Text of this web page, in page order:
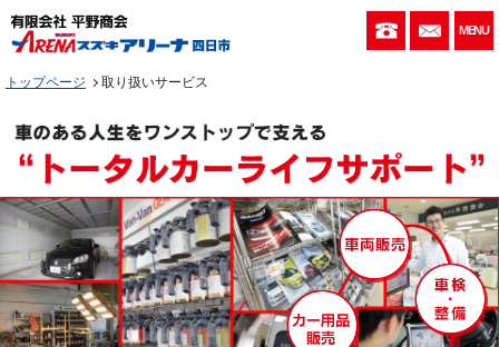
059-333-お問
MENU
トップページ 取り扱いサービス